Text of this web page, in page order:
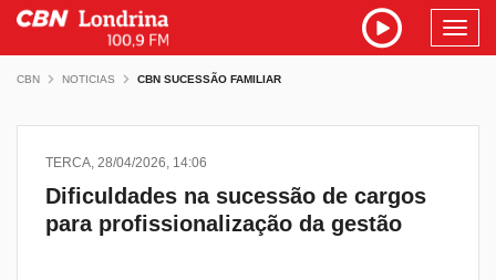
CBN NOTICIAS CBN SUCESSÃO FAMILIAR
TERCA, 28/04/2026, 14:06
Dificuldades na sucessão de cargos
para profissionalização da gestão